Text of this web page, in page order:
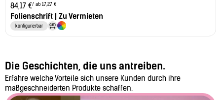
84,17 €/ ab 17,27 €
Folienschrift | Zu Vermieten
konfigurierbar
Die Geschichten, die uns antreiben.
Erfahre welche Vorteile sich unsere Kunden durch ihre
maßgeschneiderten Produkte schaffen.